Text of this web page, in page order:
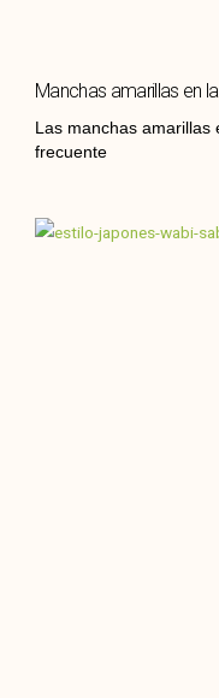
Manchas amarillas en
Las manchas amarillas
frecuente